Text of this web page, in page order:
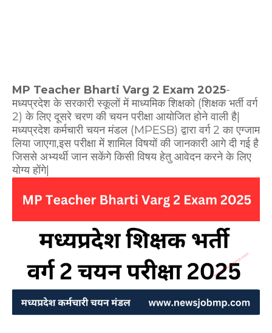
MP Teacher Bharti Varg 2 Exam 2025-
मध्यप्रदेश के सरकारी स्कूलों में माध्यमिक शिक्षको (शिक्षक भर्ती वर्ग
2) के लिए दूसरे चरण की चयन परीक्षा आयोजित होने वाली है|
मध्यप्रदेश कर्मचारी चयन मंडल (MPESB) द्वारा वर्ग 2 का एग्जाम
लिया जाएगा,इस परीक्षा में शामिल विषयों की जानकारी आगे दी गई है
जिससे अभ्यर्थी जान सकेंगे किसी विषय हेतु आवेदन करने के लिए
योग्य होंगे|